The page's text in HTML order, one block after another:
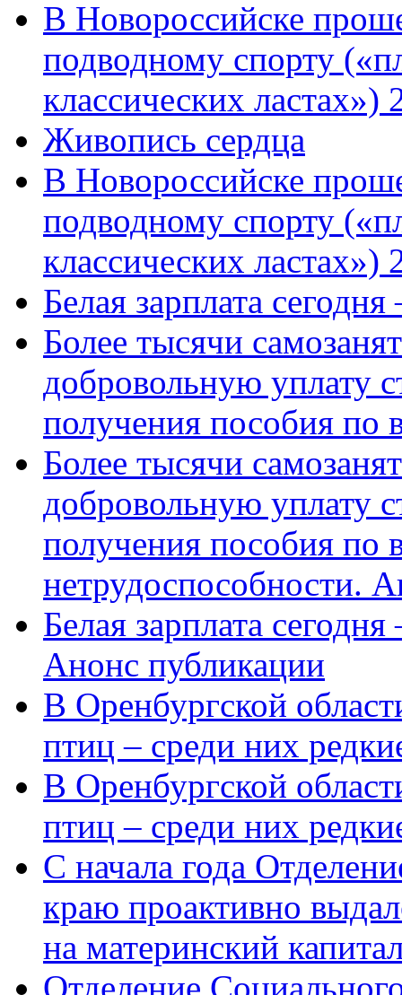
В Новороссийске
подводному спорту
классических
Живопись сердца
В Новороссийске
подводному спорту
классических ластах»)
Белая зарплата
Более тысячи
добровольную уплату
получения пособия по
Более тысячи
добровольную уплату
получения пособия по
нетрудоспособности.
Белая зарплата
Анонс публикации
В Оренбургской
птиц – среди них
В Оренбургской
птиц – среди них
С начала года
краю проактивно
на материнский
Отделение